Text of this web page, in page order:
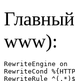
www):
RewriteEngine on
RewriteCond